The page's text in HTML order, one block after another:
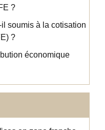
?
soumis à la cotisation
?
économique